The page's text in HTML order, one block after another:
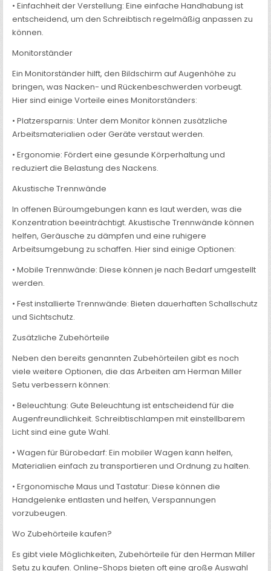
• Einfachheit der Verstellung: Eine einfache Handhabung ist
entscheidend, um den Schreibtisch regelmäßig anpassen zu
können.
Monitorständer
Ein Monitorständer hilft, den Bildschirm auf Augenhöhe zu
bringen, was Nacken- und Rückenbeschwerden vorbeugt.
Hier sind einige Vorteile eines Monitorständers:
• Platzersparnis: Unter dem Monitor können zusätzliche
Arbeitsmaterialien oder Geräte verstaut werden.
• Ergonomie: Fördert eine gesunde Körperhaltung und
reduziert die Belastung des Nackens.
Akustische Trennwände
In offenen Büroumgebungen kann es laut werden, was die
Konzentration beeinträchtigt. Akustische Trennwände können
helfen, Geräusche zu dämpfen und eine ruhigere
Arbeitsumgebung zu schaffen. Hier sind einige Optionen:
• Mobile Trennwände: Diese können je nach Bedarf umgestellt
werden.
• Fest installierte Trennwände: Bieten dauerhaften Schallschutz
und Sichtschutz.
Zusätzliche Zubehörteile
Neben den bereits genannten Zubehörteilen gibt es noch
viele weitere Optionen, die das Arbeiten am Herman Miller
Setu verbessern können:
• Beleuchtung: Gute Beleuchtung ist entscheidend für die
Augenfreundlichkeit. Schreibtischlampen mit einstellbarem
Licht sind eine gute Wahl.
• Wagen für Bürobedarf: Ein mobiler Wagen kann helfen,
Materialien einfach zu transportieren und Ordnung zu halten.
• Ergonomische Maus und Tastatur: Diese können die
Handgelenke entlasten und helfen, Verspannungen
vorzubeugen.
Wo Zubehörteile kaufen?
Es gibt viele Möglichkeiten, Zubehörteile für den Herman Miller
Setu zu kaufen. Online-Shops bieten oft eine große Auswahl